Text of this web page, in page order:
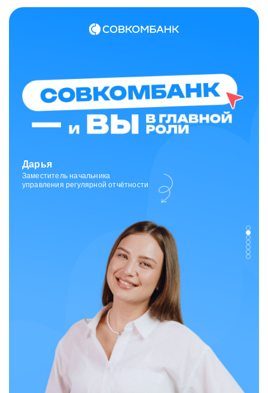
Зарина
Ведущий специалист
отдела исходящих коммуникаций